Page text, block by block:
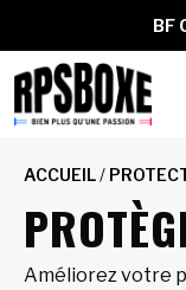
BF
ACCUEIL/
Améliorez votre